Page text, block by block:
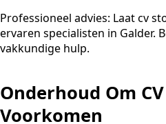
Professioneel advies: Laat cv
ervaren specialisten in Galder.
vakkundige hulp.
Onderhoud Om
Voorkomen